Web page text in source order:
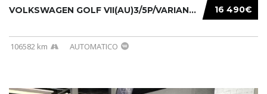
16 490€
VOLKSWAGEN GOLF VII(AU)3/5P/VARIANT(12-16 20...
106582 km AUTOMATICO